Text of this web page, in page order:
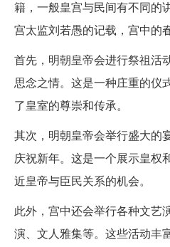
籍，一般皇宫与民间有不同的
宫太监刘若愚的记载，宫中的
首先，明朝皇帝会进行祭祖活
思念之情。这是一种庄重的仪
了皇室的尊崇和传承。
其次，明朝皇帝会举行盛大的
庆祝新年。这是一个展示皇权
近皇帝与臣民关系的机会。
此外，宫中还会举行各种文艺
演、文人雅集等。这些活动丰